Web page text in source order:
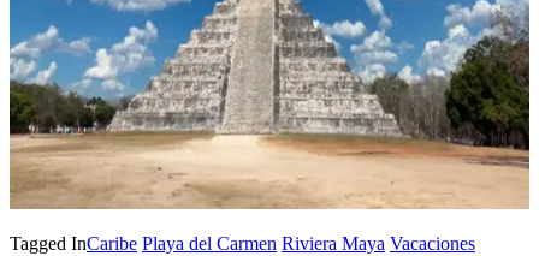
Tagged InCaribe Playa del Carmen Riviera Maya Vacaciones